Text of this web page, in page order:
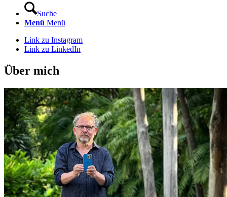
Suche
Menü Menü
Link zu Instagram
Link zu LinkedIn
Über mich